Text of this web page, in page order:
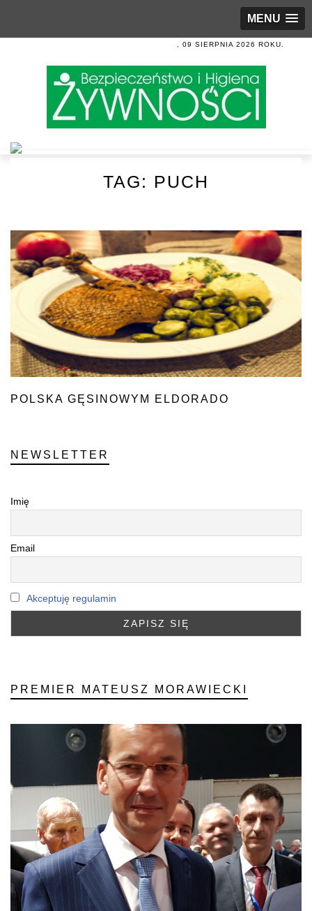
MENU
, 09 SIERPNIA 2026 ROKU.
TAG: PUCH
POLSKA GĘSINOWYM ELDORADO
NEWSLETTER
Imię
Email
Akceptuję regulamin
PREMIER MATEUSZ MORAWIECKI